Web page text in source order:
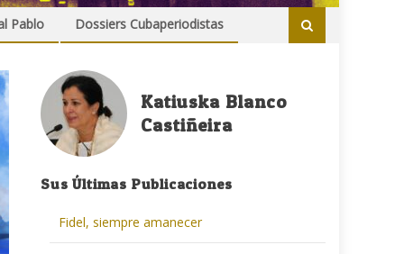
Pablo Dossiers Cubaperiodistas
Katiuska Blanco
Castiñeira
Sus Últimas Publicaciones
Fidel, siempre amanecer